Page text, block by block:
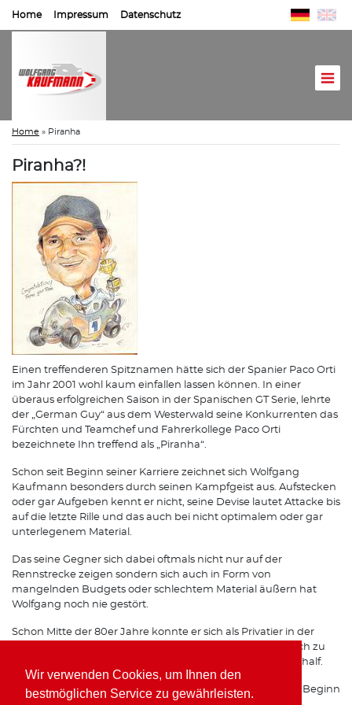
Wir verwenden Cookies, um Ihnen den
bestmöglichen Service zu gewährleisten.
Home Impressum Datenschutz
Home » Piranha
Piranha?!
Einen treffenderen Spitznamen hätte sich der Spanier Paco Orti
im Jahr 2001 wohl kaum einfallen lassen können. In einer
überaus erfolgreichen Saison in der Spanischen GT Serie, lehrte
der „German Guy“ aus dem Westerwald seine Konkurrenten das
Fürchten und Teamchef und Fahrerkollege Paco Orti
bezeichnete Ihn treffend als „Piranha“.
Schon seit Beginn seiner Karriere zeichnet sich Wolfgang
Kaufmann besonders durch seinen Kampfgeist aus. Aufstecken
oder gar Aufgeben kennt er nicht, seine Devise lautet Attacke bis
auf die letzte Rille und das auch bei nicht optimalem oder gar
unterlegenem Material.
Das seine Gegner sich dabei oftmals nicht nur auf der
Rennstrecke zeigen sondern sich auch in Form von
mangelnden Budgets oder schlechtem Material äußern hat
Wolfgang noch nie gestört.
Schon Mitte der 80er Jahre konnte er sich als Privatier in der
Formel 3 gehörigen Respekt einfahren, was Ihm schließlich zu
einem Opel Werksvertrag im Team von Horst Schübel verhalf.
Spätestens seit seinen Erfolgen mit Freisinger Porsche zu Beginn